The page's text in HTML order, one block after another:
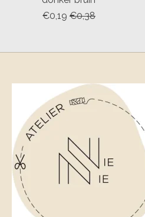
€0,19 €0,38